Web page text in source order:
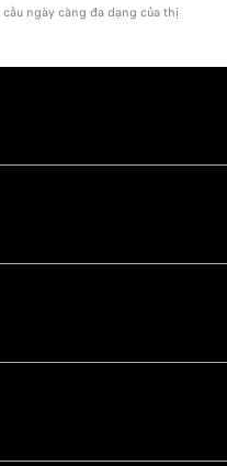
ngày càng đa dạng của thị